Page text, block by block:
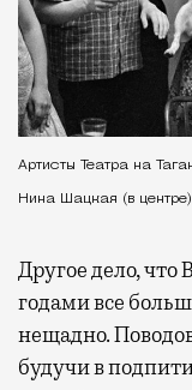
Артисты Театра на
Нина Шацкая (в
Другое дело, что
годами все
нещадно.
будучи в